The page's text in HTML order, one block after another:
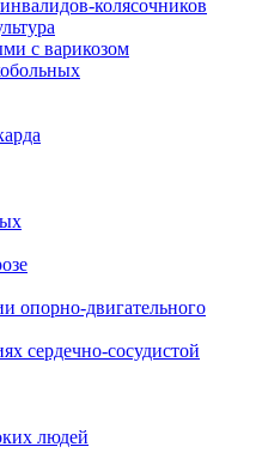
колясочников
с варикозом
опорно-двигательного
сердечно-сосудистой
людей